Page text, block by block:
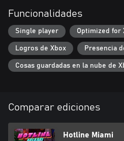
Funcionalidades
Single player Optimized for
Logros de Xbox Presencia
Cosas guardadas en la nube de
Comparar ediciones
Hotline Miami